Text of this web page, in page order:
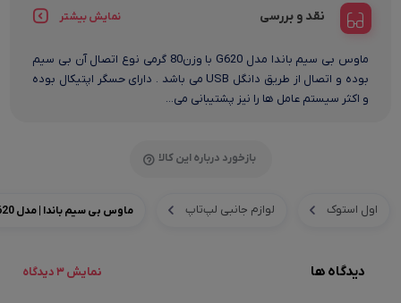
نقد و بررسی نمایش بیشتر
ماوس بی سیم باندا مدل G620 با وزن80 گرمی نوع اتصال آن بی سیم
بوده و اتصال از طریق دانگل USB می باشد . دارای حسگر اپتیکال بوده
و اکثر سیستم عامل ها را نیز پشتیبانی می...
بازخورد درباره این کالا
اول استوک لوازم جانبی لپ‌تاپ ماوس بی سیم باندا | مدل G620
دیدگاه ها نمایش 3 دیدگاه